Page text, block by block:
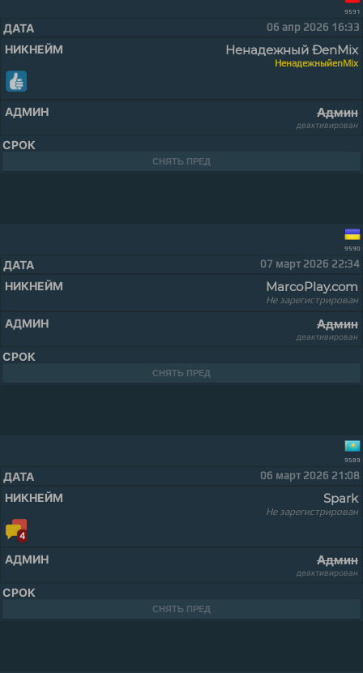
9591
06 апр 2026 16:33
Ненадежный ÐenMix
НенадежныйenMix
Админ
деактивирован
СНЯТЬ ПРЕД
9590
07 март 2026 22:34
MarcоPlay.com
Не зарегистрирован
Админ
деактивирован
СНЯТЬ ПРЕД
9589
06 март 2026 21:08
Spark
Не зарегистрирован
4
Админ
деактивирован
СНЯТЬ ПРЕД